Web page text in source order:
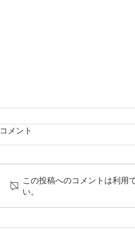
（募集）7/15シンガポール
コメント
この投稿へのコメントは利用
い。